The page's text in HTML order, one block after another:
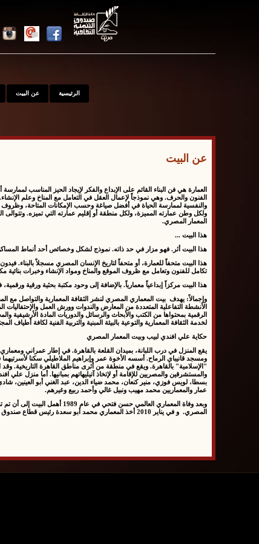
عن البيت الرئيسية
عن البيت
العمارة هي فن البناء القائم على الإبداع والفكر لإيجاد الحيز المناسب
الفنون والحرف. وهي نموذجاً لإعمال العقل في التعامل مع المناخ وعلم
والنفسية لممارسة الحياة في أفضل صياغة وحسب الإمكانات المتاحة، وظروف
ولكل وطن عمارته المميزة، ولكل منطقة أو إقليم عمارته التي تميزه.
المعمار المصري.
هذا البيت ...
هذا البيت أثر . فهو مزار في حد ذاته. نموذج لشكل وخصائص أحد أنماط المساكن
هذا البيت متحفاً للعمارة، أو متحفاً لتاريخ الإنسان المصري مسجلاً بالبناء.
تكامل للفنون وتعامل مع ظروف الموقع والمناخ ومواد الإنشاء وخبرات
هذا البيت مركزاً إبداعياً معمارياً. بالإضافة إلى وحود مكتبة بحثية ورقية ورقمية،
وإجمالاً: يهدف بيت المعماري المصري لنشر الثقافة المعمارية والتواصل مع
الأنشطة التفاعلية المتعددة من المعارض والندوات وورش العمل والإحتفاليات
الرقمية بمحتواها من الكتب والأبحاث والرسائل والدوريات المادة
لخدمة الثقافة المعمارية والتوعية بالبيئة المبنية والتربية الفنية لكافة
حكاية علي افندي لبيب وبيت المعمار المصري
يقع المنزل في درب اللبانة، بميدان القلعة بالقاهرة. في إطار عمراني
ومسجد قانيباي الرماح. أسسه الأخوة عمر وإبراهيم الملاطيلي سكنا
"الإسلامية" بالقاهرة. ويقع في منطقة من أثرى مناطق القاهرة التاريخية. وقد
والمستشرقين والمصريين للإقامة أو لإتخاذ آتيليهاتهم بمبانيها. أما منزل
بسطا، لويس فوزي، منير كنعان، محمد ضياء الدين، عبد الغني أبو العينين،
عمار والمعماريين محمد مهيب ونبيل غالي وأحمد ربيع وغيرهم.
المصري. و في يناير 2010 أخذ المعماري محمد أبو سعدة رئيس قطاع صندوق التنمية الثقافية على عاتقه تنفيذ المشروع.